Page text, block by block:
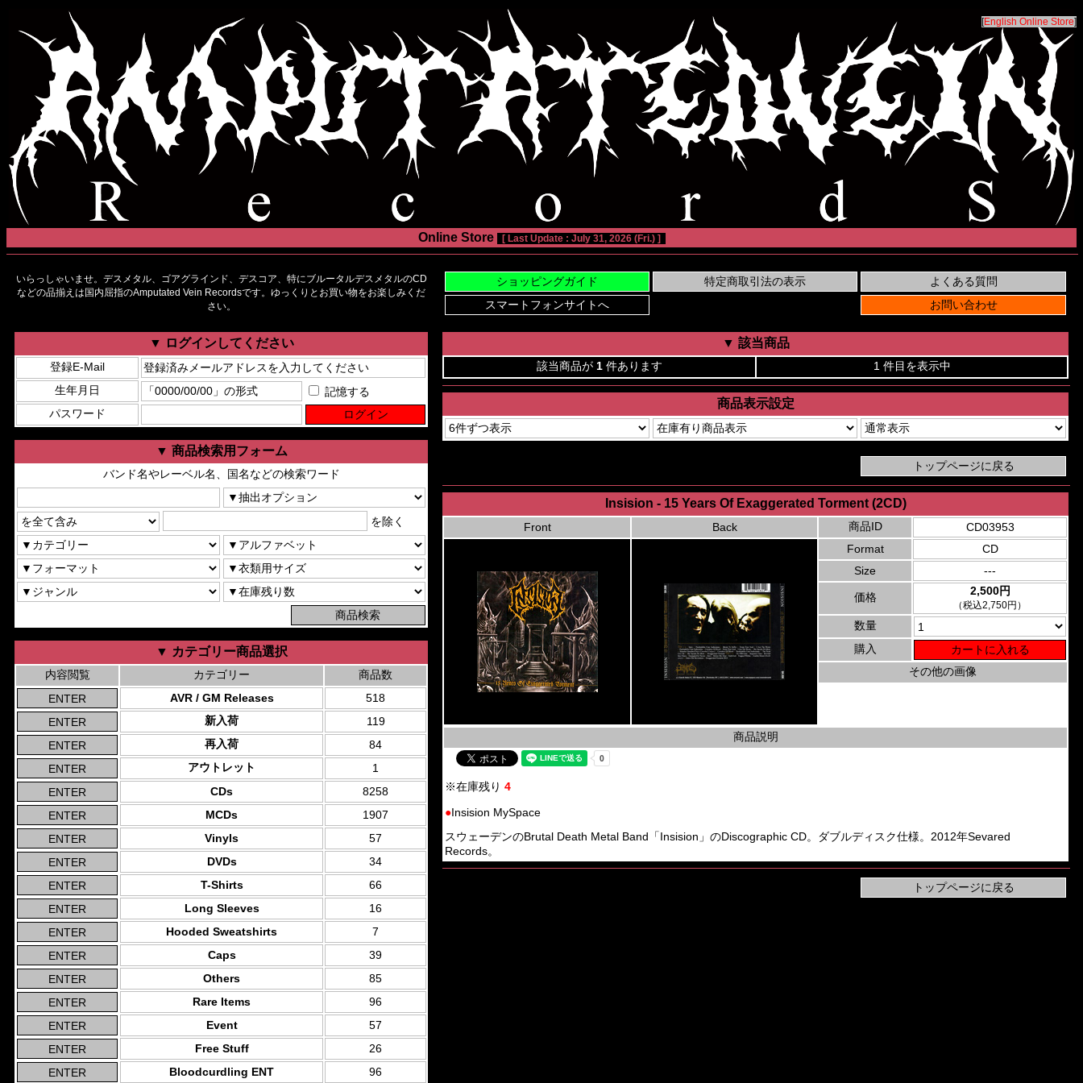
[English Online Store]
Online Store [ Last Update : July 31, 2026 (Fri.) ]
いらっしゃいませ。デスメタル、ゴアグラインド、デスコア、特にブルータルデスメタルのCD
などの品揃えは国内屈指のAmputated Vein Recordsです。ゆっくりとお買い物をお楽しみくだ
さい。
▼ ログインしてください
登録E-Mail
生年月日
記憶する
パスワード
▼ 商品検索用フォーム
バンド名やレーベル名、国名などの検索ワード
を除く
▼ カテゴリー商品選択
内容閲覧 カテゴリー
商品数
AVR / GM Releases
518
新入荷
119
再入荷
84
アウトレット
1
CDs
8258
MCDs
1907
Vinyls
57
DVDs
34
T-Shirts
66
Long Sleeves
16
Hooded Sweatshirts
7
Caps
39
Others
85
Rare Items
96
Event
57
Free Stuff
26
Bloodcurdling ENT
96
▼ 該当商品
該当商品が 1 件あります 1 件目を表示中
商品表示設定
Insision - 15 Years Of Exaggerated Torment (2CD)
Front Back 商品ID
CD03953
Format
CD
Size
---
価格 2,500円
（税込2,750円）
数量
購入
その他の画像
商品説明
※在庫残り 4
●Insision MySpace
スウェーデンのBrutal Death Metal Band「Insision」のDiscographic CD。ダブルディスク仕様。2012年Sevared
Records。